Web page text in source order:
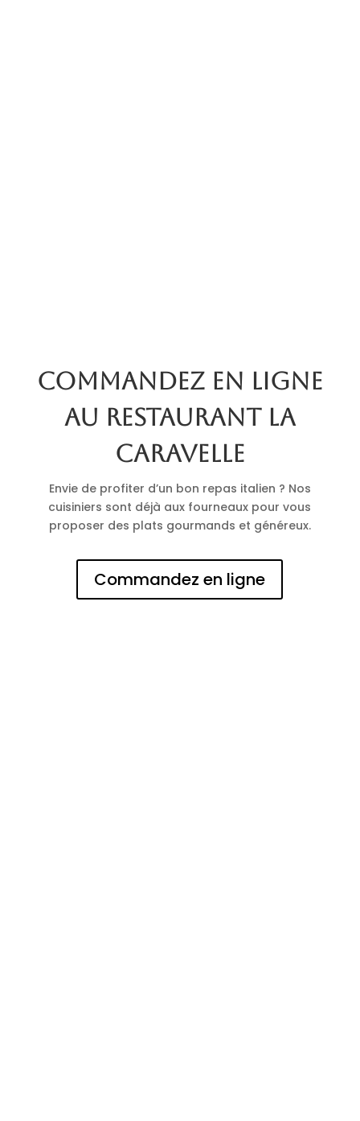
Commandez en ligne
au restaurant La
Caravelle
Envie de profiter d’un bon repas italien ? Nos
cuisiniers sont déjà aux fourneaux pour vous
proposer des plats gourmands et généreux.
Commandez en ligne